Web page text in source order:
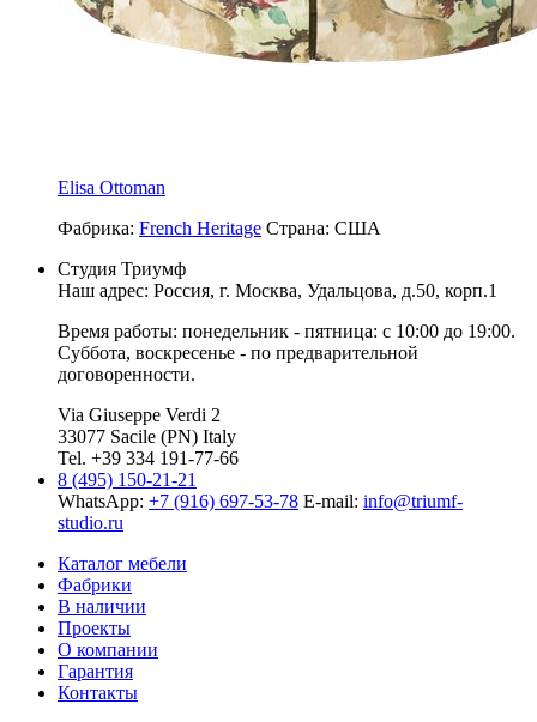
Elisa Ottoman
Фабрика: French Heritage Страна: США
Студия Триумф
Наш адрес: Россия, г. Москва, Удальцова, д.50, корп.1
Время работы: понедельник - пятница: с 10:00 до 19:00.
Суббота, воскресенье - по предварительной
договоренности.
Via Giuseppe Verdi 2
33077 Sacile (PN) Italy
Tel. +39 334 191-77-66
8 (495) 150-21-21
WhatsApp: +7 (916) 697-53-78 E-mail: info@triumf-
studio.ru
Каталог мебели
Фабрики
В наличии
Проекты
О компании
Гарантия
Контакты